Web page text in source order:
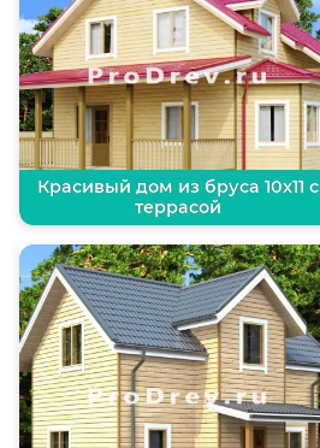
Красивый дом из бруса 10х11 с
террасой